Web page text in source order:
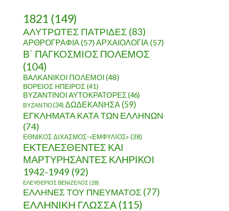
1821 (149)
ΑΛΥΤΡΩΤΕΣ ΠΑΤΡΙΔΕΣ (83)
ΑΡΘΡΟΓΡΑΦΙΑ(57)ΑΡΧΑΙΟΛΟΓΙΑ(57)
Β΄ ΠΑΓΚΟΣΜΙΟΣ ΠΟΛΕΜΟΣ
(104)
ΒΑΛΚΑΝΙΚΟΙ ΠΟΛΕΜΟΙ (48)
ΒΟΡΕΙΟΣ ΗΠΕΙΡΟΣ (41)
ΒΥΖΑΝΤΙΝΟΙ ΑΥΤΟΚΡΑΤΟΡΕΣ(46)
ΒΥΖΑΝΤΙΟ(34) ΔΩΔΕΚΑΝΗΣΑ (59)
ΕΓΚΛΗΜΑΤΑ ΚΑΤΑ ΤΩΝ ΕΛΛΗΝΩΝ
(74)
ΕΘΝΙΚΟΣ ΔΙΧΑΣΜΟΣ-«ΕΜΦΥΛΙΟΣ» (38)
ΕΚΤΕΛΕΣΘΕΝΤΕΣ ΚΑΙ
ΜΑΡΤΥΡΗΣΑΝΤΕΣ ΚΛΗΡΙΚΟΙ
1942-1949 (92)
ΕΛΕΥΘΕΡΙΟΣ ΒΕΝΙΖΕΛΟΣ (28)
ΕΛΛΗΝΕΣ ΤΟΥ ΠΝΕΥΜΑΤΟΣ (77)
ΕΛΛΗΝΙΚΗ ΓΛΩΣΣΑ (115)